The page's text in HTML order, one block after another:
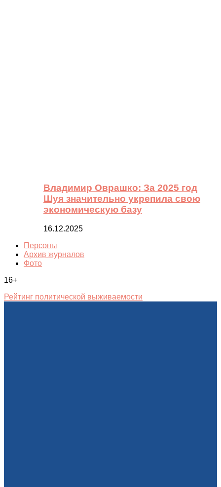
Владимир Оврашко: За 2025 год
Шуя значительно укрепила свою
экономическую базу
16.12.2025
Персоны
Архив журналов
Фото
16+
Рейтинг политической выживаемости